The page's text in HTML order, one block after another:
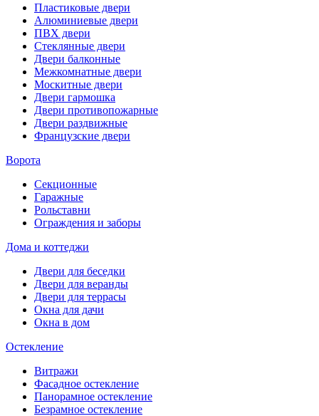
Пластиковые двери
Алюминиевые двери
ПВХ двери
Стеклянные двери
Двери балконные
Межкомнатные двери
Москитные двери
Двери гармошка
Двери противопожарные
Двери раздвижные
Французские двери
Ворота
Секционные
Гаражные
Рольставни
Ограждения и заборы
Дома и коттеджи
Двери для беседки
Двери для веранды
Двери для террасы
Окна для дачи
Окна в дом
Остекление
Витражи
Фасадное остекление
Панорамное остекление
Безрамное остекление